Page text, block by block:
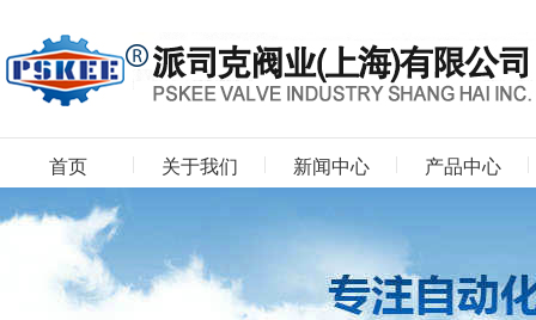
首页 关于我们 新闻中心 产品中心
下载中心